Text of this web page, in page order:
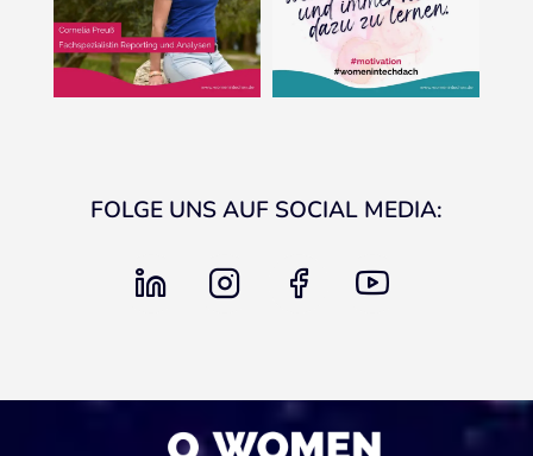
FOLGE UNS AUF SOCIAL MEDIA:
linkedin instagram